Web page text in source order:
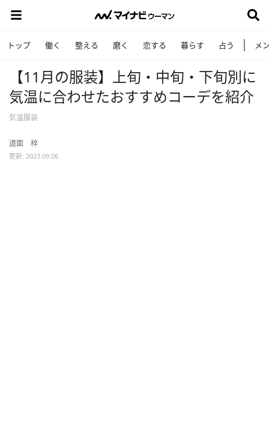
トップ 働く 整える 磨く 恋する 暮らす 占う メ
【11月の服装】上旬・中旬・下旬別に
気温に合わせたおすすめコーデを紹介
気温服装
道面 梓
更新: 2023.09.06